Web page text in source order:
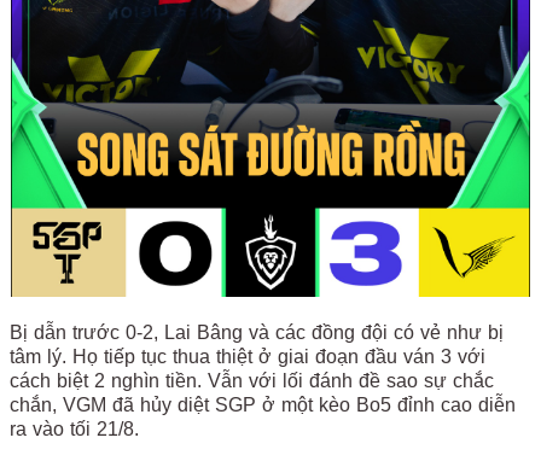
Bị dẫn trước 0-2, Lai Bâng và các đồng đội có vẻ như bị
tâm lý. Họ tiếp tục thua thiệt ở giai đoạn đầu ván 3 với
cách biệt 2 nghìn tiền. Vẫn với lối đánh đề sao sự chắc
chắn, VGM đã hủy diệt SGP ở một kèo Bo5 đỉnh cao diễn
ra vào tối 21/8.